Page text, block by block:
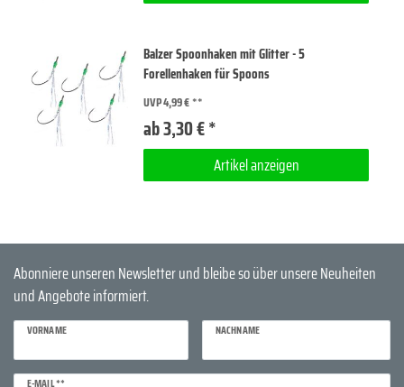
Balzer Spoonhaken mit Glitter - 5
Forellenhaken für Spoons
UVP 4,99 €
ab 3,30 € *
Artikel anzeigen
Abonniere unseren Newsletter und bleibe so über unsere Neuheiten
und Angebote informiert.
VORNAME NACHNAME
E-MAIL **